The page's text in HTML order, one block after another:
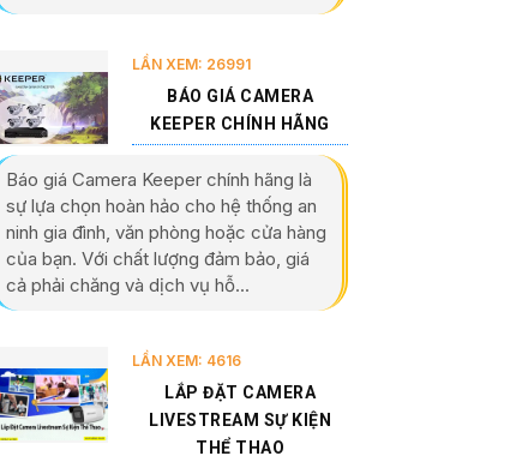
LẦN XEM: 26991
BÁO GIÁ CAMERA
KEEPER CHÍNH HÃNG
Báo giá Camera Keeper chính hãng là
sự lựa chọn hoàn hảo cho hệ thống an
ninh gia đình, văn phòng hoặc cửa hàng
của bạn. Với chất lượng đảm bảo, giá
cả phải chăng và dịch vụ hỗ...
LẦN XEM: 4616
LẮP ĐẶT CAMERA
LIVESTREAM SỰ KIỆN
THỂ THAO